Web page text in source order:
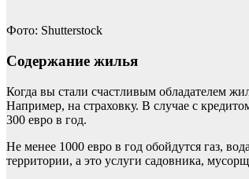
Фото: Shutterstock
Содержание жилья
Когда вы стали счастливым обладателем
Например, на страховку. В случае с
300 евро в год.
Не менее 1000 евро в год обойдутся газ,
территории, а это услуги садовника,